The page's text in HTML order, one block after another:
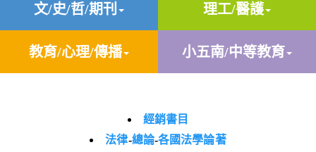
文/史/哲/期刊 理工/醫護
教育/心理/傳播 小五南/中等教育
經銷書目
法律-總論-各國法學論著